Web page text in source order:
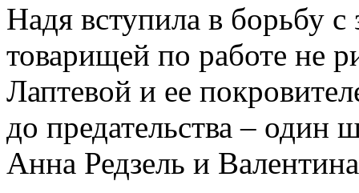
Надя вступила в борьбу
товарищей по работе не
Лаптевой и ее
до предательства – один
Анна Редзель и